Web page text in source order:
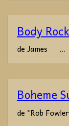
Body
de James ...
Boheme
de "Rob